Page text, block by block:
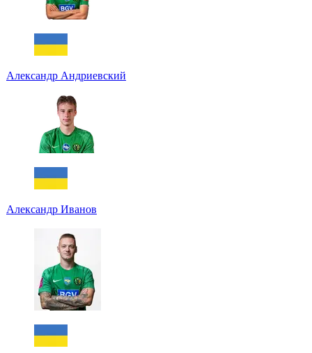
Александр Андриевский
Александр Иванов